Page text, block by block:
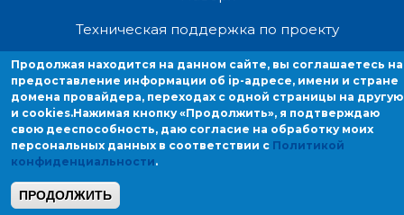
Техническая поддержка по проекту
Продолжая находиться на данном сайте, вы соглашаетесь на
предоставление информации об ip-адресе, имени и стране домена
провайдера, переходах с одной страницы на другую и cookies.
Продолжая находится на данном сайте, вы соглашаетесь на
предоставление информации об ip-адресе, имени и стране
домена провайдера, переходах с одной страницы на другую
и cookies.Нажимая кнопку «Продолжить», я подтверждаю
свою дееспособность, даю согласие на обработку моих
персональных данных в соответствии с Политикой
конфиденциальности.
ПРОДОЛЖИТЬ